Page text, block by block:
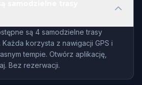
są 4 samodzielne trasy
korzysta z nawigacji GPS i
tempie. Otwórz aplikację,
Bez rezerwacji.